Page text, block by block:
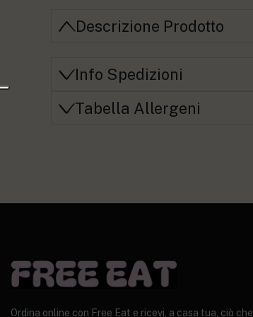
Descrizione Prodotto
Info Spedizioni
Tabella Allergeni
Ordina online con Free Eat e ricevi, a casa tua, ciò che